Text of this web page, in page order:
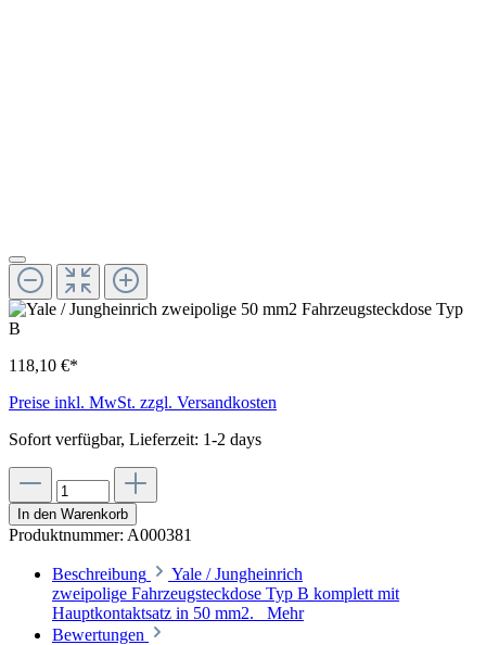
118,10 €*
Preise inkl. MwSt. zzgl. Versandkosten
Sofort verfügbar, Lieferzeit: 1-2 days
In den Warenkorb
Produktnummer: A000381
Beschreibung
Yale / Jungheinrich
zweipolige Fahrzeugsteckdose Typ B komplett mit
Hauptkontaktsatz in 50 mm2. Mehr
Bewertungen